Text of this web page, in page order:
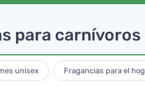
para carnívoros
unisex Fragancias para el